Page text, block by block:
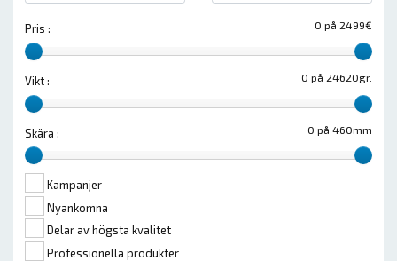
0 på 2499€
Pris :
0 på 24620gr.
Vikt :
0 på 460mm
Skära :
Kampanjer
Nyankomna
Delar av högsta kvalitet
Professionella produkter